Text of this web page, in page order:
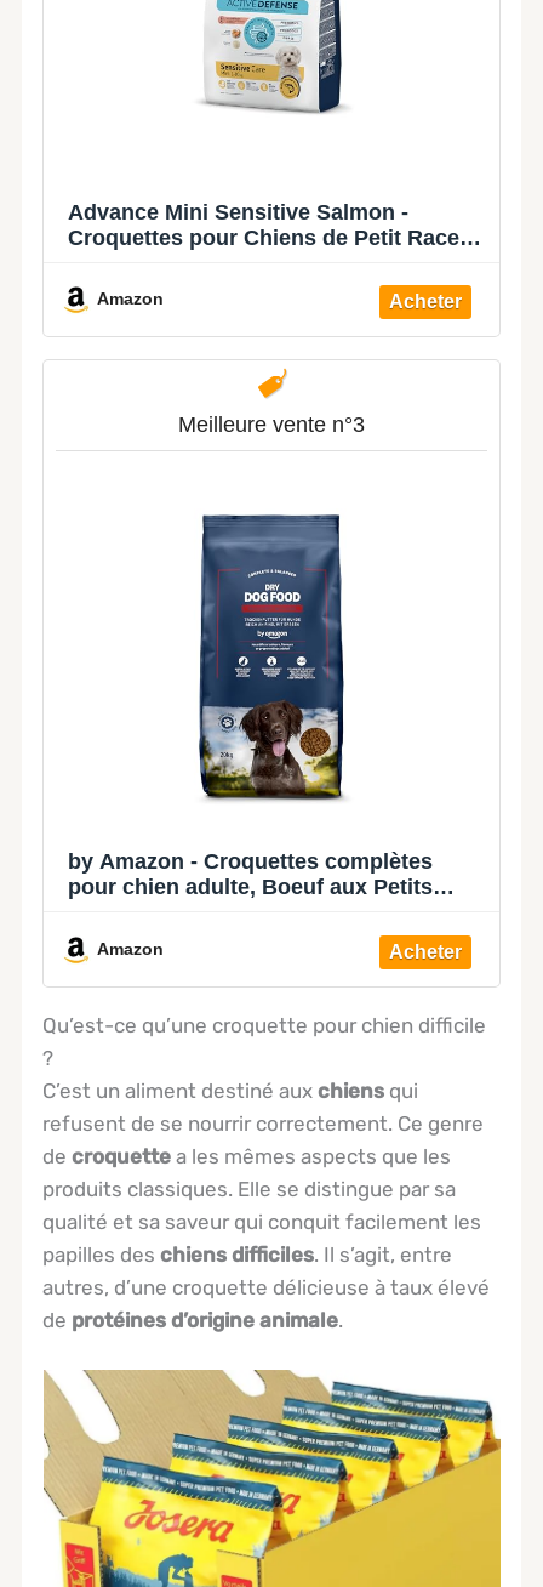
Advance Mini Sensitive Salmon -
Croquettes pour Chiens de Petit Race
Saumon - 3kg
Amazon
Meilleure vente n°3
by Amazon - Croquettes complètes
pour chien adulte, Boeuf aux Petits
Amazon
Qu’est-ce qu’une croquette pour chien difficile
?
C’est un aliment destiné auxchiens qui
refusent de se nourrir correctement. Ce genre
decroquettea les mêmes aspects que les
produits classiques. Elle se distingue par sa
qualité et sa saveur qui conquit facilement les
papilles deschiens difficiles. Il s’agit, entre
autres, d’une croquette délicieuse à taux élevé
de protéines d’origine animale.